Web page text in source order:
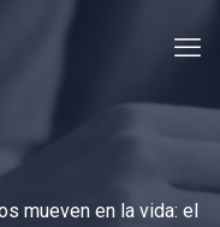
mueven en la vida: el